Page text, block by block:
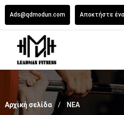
Ads@qdmodun.com Αποκτήστε
Αρχική σελίδα ΝΕΑ